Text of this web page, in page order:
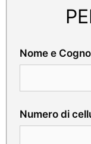
Nome e
Numero di